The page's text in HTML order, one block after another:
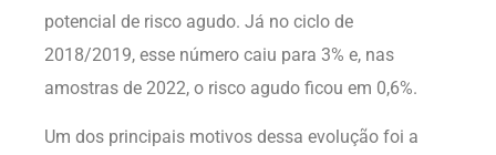
potencial de risco agudo. Já no ciclo de
2018/2019, esse número caiu para 3% e, nas
amostras de 2022, o risco agudo ficou em 0,6%.
Um dos principais motivos dessa evolução foi a